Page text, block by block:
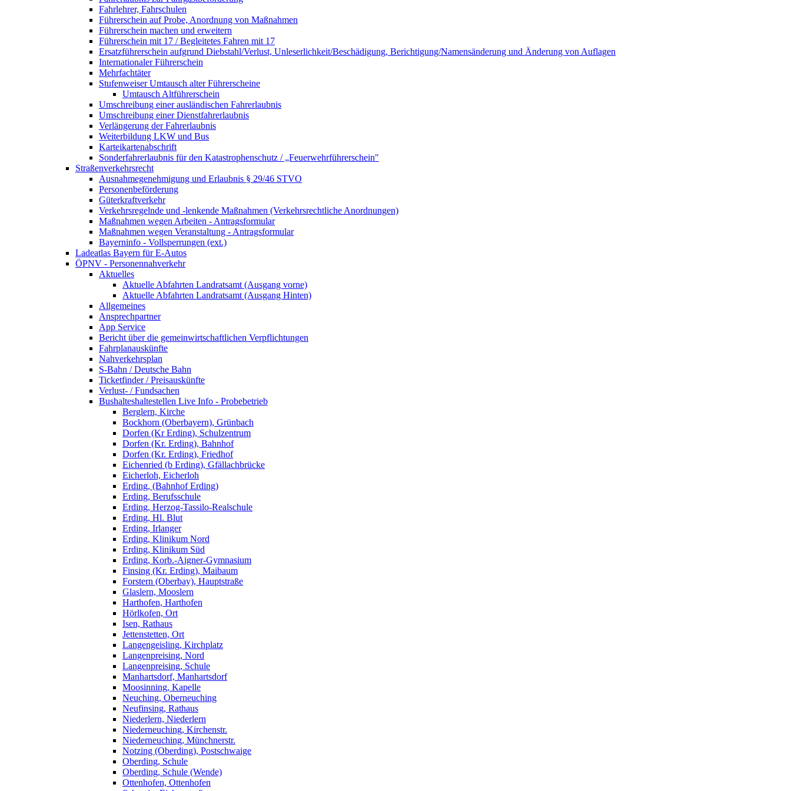
Fahrlehrer, Fahrschulen
Führerschein auf Probe, Anordnung von Maßnahmen
Führerschein machen und erweitern
Führerschein mit 17 / Begleitetes Fahren mit 17
Ersatzführerschein aufgrund Diebstahl/Verlust, Unleserlichkeit/Beschädigung, Berichtigung/Namensänderung und Änderung von Auflagen
Internationaler Führerschein
Mehrfachtäter
Stufenweiser Umtausch alter Führerscheine
Umtausch Altführerschein
Umschreibung einer ausländischen Fahrerlaubnis
Umschreibung einer Dienstfahrerlaubnis
Verlängerung der Fahrerlaubnis
Weiterbildung LKW und Bus
Karteikartenabschrift
Sonderfahrerlaubnis für den Katastrophenschutz / „Feuerwehrführerschein"
Straßenverkehrsrecht
Ausnahmegenehmigung und Erlaubnis § 29/46 STVO
Personenbeförderung
Güterkraftverkehr
Verkehrsregelnde und -lenkende Maßnahmen (Verkehrsrechtliche Anordnungen)
Maßnahmen wegen Arbeiten - Antragsformular
Maßnahmen wegen Veranstaltung - Antragsformular
Bayerninfo - Vollsperrungen (ext.)
Ladeatlas Bayern für E-Autos
ÖPNV - Personennahverkehr
Aktuelles
Aktuelle Abfahrten Landratsamt (Ausgang vorne)
Aktuelle Abfahrten Landratsamt (Ausgang Hinten)
Allgemeines
Ansprechpartner
App Service
Bericht über die gemeinwirtschaftlichen Verpflichtungen
Fahrplanauskünfte
Nahverkehrsplan
S-Bahn / Deutsche Bahn
Ticketfinder / Preisauskünfte
Verlust- / Fundsachen
Bushalteshaltestellen Live Info - Probebetrieb
Berglern, Kirche
Bockhorn (Oberbayern), Grünbach
Dorfen (Kr Erding), Schulzentrum
Dorfen (Kr. Erding), Bahnhof
Dorfen (Kr. Erding), Friedhof
Eichenried (b Erding), Gfällachbrücke
Eicherloh, Eicherloh
Erding, (Bahnhof Erding)
Erding, Berufsschule
Erding, Herzog-Tassilo-Realschule
Erding, Hl. Blut
Erding, Irlanger
Erding, Klinikum Nord
Erding, Klinikum Süd
Erding, Korb.-Aigner-Gymnasium
Finsing (Kr. Erding), Maibaum
Forstern (Oberbay), Hauptstraße
Glaslern, Mooslern
Harthofen, Harthofen
Hörlkofen, Ort
Isen, Rathaus
Jettenstetten, Ort
Langengeisling, Kirchplatz
Langenpreising, Nord
Langenpreising, Schule
Manhartsdorf, Manhartsdorf
Moosinning, Kapelle
Neuching, Oberneuching
Neufinsing, Rathaus
Niederlern, Niederlern
Niederneuching, Kirchenstr.
Niederneuching, Münchnerstr.
Notzing (Oberding), Postschwaige
Oberding, Schule
Oberding, Schule (Wende)
Ottenhofen, Ottenhofen